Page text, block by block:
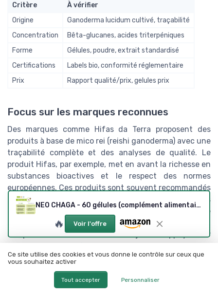
Critère
À vérifier
Origine
Ganoderma lucidum cultivé, traçabilité
Concentration
Bêta-glucanes, acides triterpéniques
Forme
Gélules, poudre, extrait standardisé
Certifications
Labels bio, conformité réglementaire
Prix
Rapport qualité/prix, gelules prix
Focus sur les marques reconnues
Des marques comme Hifas da Terra proposent des
produits à base de mico rei (reishi ganoderma) avec une
traçabilité complète et des analyses de qualité. Le
produit Hifas, par exemple, met en avant la richesse en
substances bioactives et le respect des normes
européennes. Ces produits sont souvent recommandés
pour soutenir le système immunitaire ou pour leurs
propriétés associées au champignon jeunesse
éternelle. Enfin, gardez à l’esprit que le choix d’un
complément alimentaire doit toujours s’appuyer sur
des critères objectifs et sur la consultation de sources
fiables (études scientifiques, avis de professionnels de
NEO CHAGA - 60 gélules (complément alimentaire)
🔥 Voir l'offre
Ce site utilise des cookies et vous donne le contrôle sur ceux que
vous souhaitez activer
Tout accepter Personnaliser